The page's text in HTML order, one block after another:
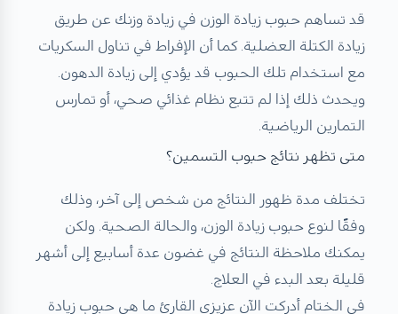
قد تساهم حبوب زيادة الوزن في زيادة وزنك عن طريق
زيادة الكتلة العضلية. كما أن الإفراط في تناول السكريات
مع استخدام تلك الحبوب قد يؤدي إلى زيادة الدهون.
ويحدث ذلك إذا لم تتبع نظام غذائي صحي، أو تمارس
التمارين الرياضية.
متى تظهر نتائج حبوب التسمين؟
تختلف مدة ظهور النتائج من شخص إلى آخر، وذلك
وفقًا لنوع حبوب زيادة الوزن، والحالة الصحية. ولكن
يمكنك ملاحظة النتائج في غضون عدة أسابيع إلى أشهر
قليلة بعد البدء في العلاج.
في الختام أدركت الآن عزيزي القارئ ما هي حبوب زيادة